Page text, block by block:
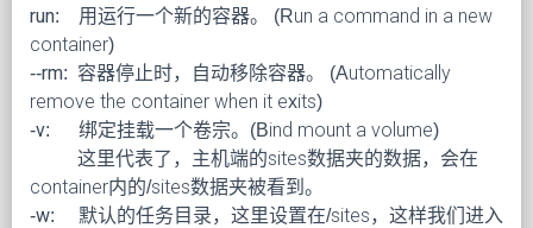
run: 用运行一个新的容器。 (Run a command in a new
container)
--rm: 容器停止时，自动移除容器。 (Automatically
remove the container when it exits)
-v:
绑定挂载一个卷宗。(Bind mount a volume)
这里代表了，主机端的sites数据夹的数据，会在
container内的/sites数据夹被看到。
-w:
默认的任务目录，这里设置在/sites，这样我们进入